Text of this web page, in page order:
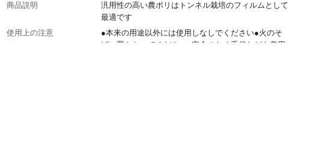
商品説明
汎用性の高い農ポリはトンネル栽培のフィルムとして
最適です
使用上の注意
●本来の用途以外には使用しなしでください●火のそ
ばに置かないでください●安全のため手袋などを着用